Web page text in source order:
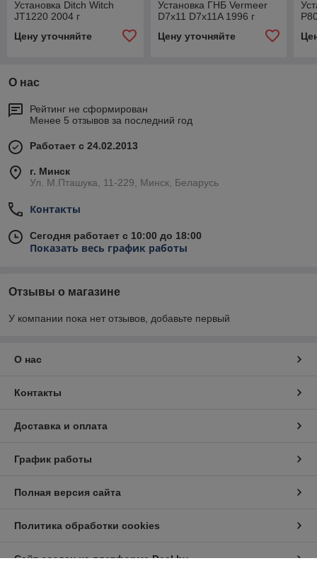
Установка Ditch Witch
JT1220 2004 г
Цену уточняйте
Установка ГНБ Vermeer
D7x11 D7x11A 1996 г
Цену уточняйте
О нас
Рейтинг не сформирован
Менее 5 отзывов за последний год
Работает с 24.02.2013
г. Минск
Ул. М.Пташука, 11-229, Минск, Беларусь
Контакты
Сегодня работает с 10:00 до 18:00
Показать весь график работы
Отзывы о магазине
У компании пока нет отзывов, добавьте первый
О нас
Контакты
Доставка и оплата
График работы
Полная версия сайта
Политика обработки cookies
Сайт создан на платформе Deal.by